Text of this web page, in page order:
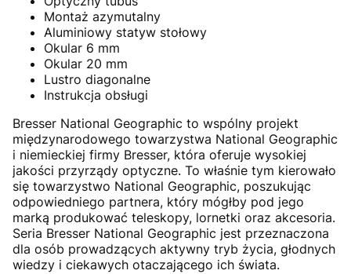
Montaż azymutalny
Aluminiowy statyw stołowy
Okular 6 mm
Okular 20 mm
Lustro diagonalne
Instrukcja obsługi
Bresser National Geographic to wspólny projekt
międzynarodowego towarzystwa National Geographic
i niemieckiej firmy Bresser, która oferuje wysokiej
jakości przyrządy optyczne. To właśnie tym kierowało
się towarzystwo National Geographic, poszukując
odpowiedniego partnera, który mógłby pod jego
marką produkować teleskopy, lornetki oraz akcesoria.
Seria Bresser National Geographic jest przeznaczona
dla osób prowadzących aktywny tryb życia, głodnych
wiedzy i ciekawych otaczającego ich świata.